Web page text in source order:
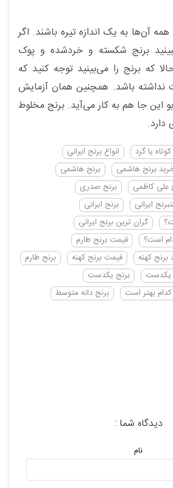
آن‌ها به یک اندازه تیره باشند. اگر
برنج شکسته و خردشده و پوک
که برنج را می‌بینید توجه کنید که
نداشته باشد. همچنین همان آزمایش
جا هم به کار می‌آید. برنج مخلوط
دارد.
یا گرد
انواع برنج ایرانی
برنج هاشمی
برنج هاشمی
علی کاظمی
برنج صدری
ایرانی
برنج ایرانی
گران ترین برنج ایرانی
است؟
قیمت برنج طارم
برنج کهنه قیمت برنج کهنه
برنج طارم
یکدست
برنج یکدست
کدام بهتر است
برنج دانه متوسط
دیدگاه شما :
نام